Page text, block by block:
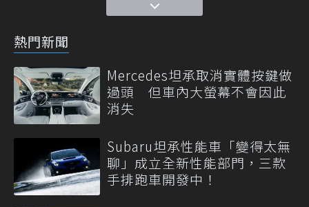
熱門新聞
Mercedes坦承取消實體按鍵做
過頭 但車內大螢幕不會因此
消失
Subaru坦承性能車「變得太無
聊」成立全新性能部門，三款
手排跑車開發中！